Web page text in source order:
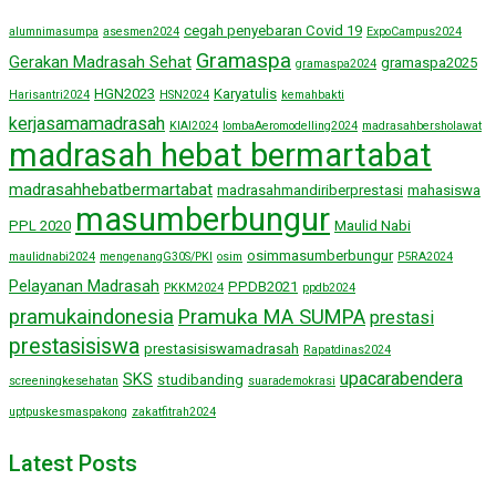
alumnimasumpa asesmen2024 cegah penyebaran Covid 19 ExpoCampus2024
Gerakan Madrasah Sehat Gramaspa gramaspa2024 gramaspa2025
Harisantri2024 HGN2023 HSN2024 Karyatulis kemahbakti
kerjasamamadrasah KIAI2024 lombaAeromodelling2024 madrasahbersholawat
madrasah hebat bermartabat
madrasahhebatbermartabat madrasahmandiriberprestasi mahasiswa
PPL 2020 masumberbungur Maulid Nabi
maulidnabi2024 mengenangG30S/PKI osim osimmasumberbungur P5RA2024
Pelayanan Madrasah PKKM2024 PPDB2021 ppdb2024
pramukaindonesia Pramuka MA SUMPA prestasi
prestasisiswa prestasisiswamadrasah Rapatdinas2024
screeningkesehatan SKS studibanding suarademokrasi upacarabendera
uptpuskesmaspakong zakatfitrah2024
Latest Posts